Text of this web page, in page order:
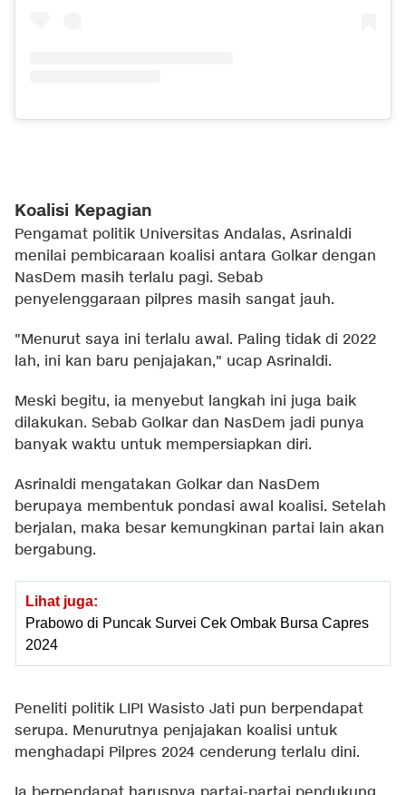
Koalisi Kepagian
Pengamat politik Universitas Andalas, Asrinaldi
menilai pembicaraan koalisi antara Golkar dengan
NasDem masih terlalu pagi. Sebab
penyelenggaraan pilpres masih sangat jauh.
"Menurut saya ini terlalu awal. Paling tidak di 2022
lah, ini kan baru penjajakan," ucap Asrinaldi.
Meski begitu, ia menyebut langkah ini juga baik
dilakukan. Sebab Golkar dan NasDem jadi punya
banyak waktu untuk mempersiapkan diri.
Asrinaldi mengatakan Golkar dan NasDem
berupaya membentuk pondasi awal koalisi. Setelah
berjalan, maka besar kemungkinan partai lain akan
bergabung.
Lihat juga:
Prabowo di Puncak Survei Cek Ombak Bursa Capres
2024
Peneliti politik LIPI Wasisto Jati pun berpendapat
serupa. Menurutnya penjajakan koalisi untuk
menghadapi Pilpres 2024 cenderung terlalu dini.